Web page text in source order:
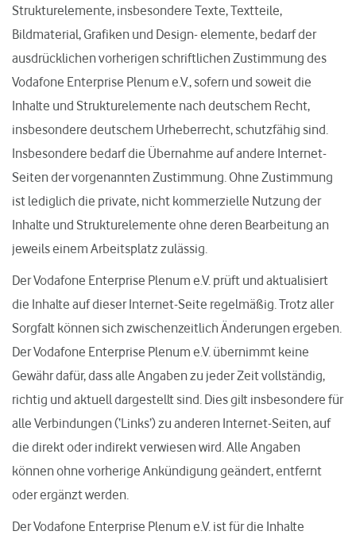
Strukturelemente, insbesondere Texte, Textteile,
Bildmaterial, Grafiken und Design- elemente, bedarf der
ausdrücklichen vorherigen schriftlichen Zustimmung des
Vodafone Enterprise Plenum e.V., sofern und soweit die
Inhalte und Strukturelemente nach deutschem Recht,
insbesondere deutschem Urheberrecht, schutzfähig sind.
Insbesondere bedarf die Übernahme auf andere Internet-
Seiten der vorgenannten Zustimmung. Ohne Zustimmung
ist lediglich die private, nicht kommerzielle Nutzung der
Inhalte und Strukturelemente ohne deren Bearbeitung an
jeweils einem Arbeitsplatz zulässig.
Der Vodafone Enterprise Plenum e.V. prüft und aktualisiert
die Inhalte auf dieser Internet-Seite regelmäßig. Trotz aller
Sorgfalt können sich zwischenzeitlich Änderungen ergeben.
Der Vodafone Enterprise Plenum e.V. übernimmt keine
Gewähr dafür, dass alle Angaben zu jeder Zeit vollständig,
richtig und aktuell dargestellt sind. Dies gilt insbesondere für
alle Verbindungen (‘Links’) zu anderen Internet-Seiten, auf
die direkt oder indirekt verwiesen wird. Alle Angaben
können ohne vorherige Ankündigung geändert, entfernt
oder ergänzt werden.
Der Vodafone Enterprise Plenum e.V. ist für die Inhalte